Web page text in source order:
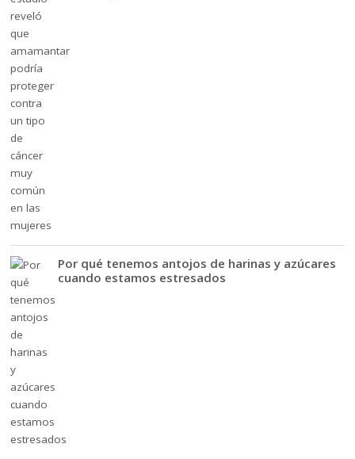
Por qué tenemos antojos de harinas y azúcares
cuando estamos estresados